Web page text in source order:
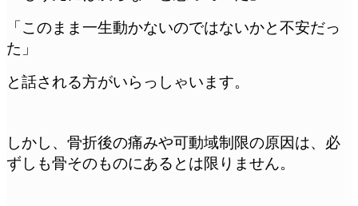
「このまま一生動かないのではないかと不安だっ
た」
と話される方がいらっしゃいます。
しかし、骨折後の痛みや可動域制限の原因は、必
ずしも骨そのものにあるとは限りません。